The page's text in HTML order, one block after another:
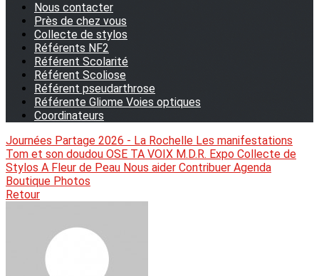
Nous contacter
Près de chez vous
Collecte de stylos
Référents NF2
Référent Scolarité
Référent Scoliose
Référent pseudarthrose
Référente Gliome Voies optiques
Coordinateurs
Journées Partage 2026 - La Rochelle Les manifestations
Tom et son doudou OSE TA VOIX M.D.R. Expo Collecte de
Stylos A Fleur de Peau Nous aider Contribuer Agenda
Boutique Photos
Retour